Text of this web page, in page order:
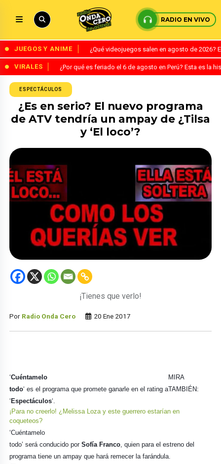
RADIO EN VIVO
JUEGOS Y ANIME ¿Qué videojuegos salen en agosto de
VIRALES ¿Por qué es feriado el 6 de agosto en Perú? Esta es la
ESPECTÁCULOS
¿Es en serio? El nuevo programa
de ATV tendría un ampay de ¿Tilsa
y ‘El loco’?
¡Tienes que verlo!
Por Radio Onda Cero 20 Ene 2017
‘Cuéntamelo
todo‘ es el programa que promete ganarle en el rating a
‘Espectáculos‘.
MIRA
TAMBIÉN:
¡Para no creerlo! ¿Melissa Loza y este guerrero estarían en
coqueteos?
‘Cuéntamelo
todo’ será conducido porSofía Franco , quien para el estreno del
programa tiene un ampay que hará remecer la farándula.